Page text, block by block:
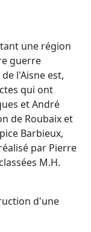
une région
guerre
l'Aisne est,
qui ont
et André
de Roubaix et
Barbieux,
par Pierre
M.H.
d'une